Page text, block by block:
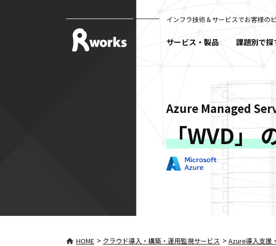
インフラ技術＆サービスでお客様の
サービス・製品 課題別で探
Azure Managed
「WVD」
HOME > クラウド導入・構築・運用監視サービス > Azure導入支援